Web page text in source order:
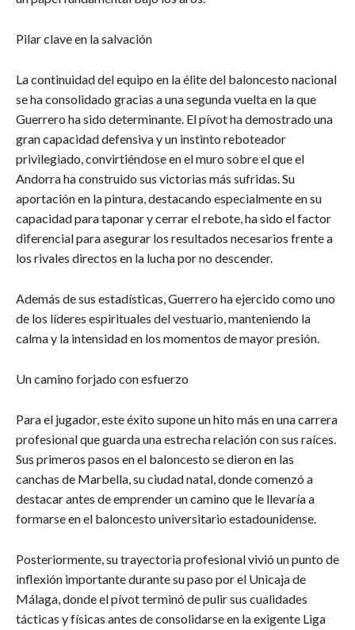
​Pilar clave en la salvación
​La continuidad del equipo en la élite del baloncesto nacional
se ha consolidado gracias a una segunda vuelta en la que
Guerrero ha sido determinante. El pívot ha demostrado una
gran capacidad defensiva y un instinto reboteador
privilegiado, convirtiéndose en el muro sobre el que el
Andorra ha construido sus victorias más sufridas. Su
aportación en la pintura, destacando especialmente en su
capacidad para taponar y cerrar el rebote, ha sido el factor
diferencial para asegurar los resultados necesarios frente a
los rivales directos en la lucha por no descender.
Además de sus estadísticas, Guerrero ha ejercido como uno
de los líderes espirituales del vestuario, manteniendo la
calma y la intensidad en los momentos de mayor presión.
​Un camino forjado con esfuerzo
​Para el jugador, este éxito supone un hito más en una carrera
profesional que guarda una estrecha relación con sus raíces.
Sus primeros pasos en el baloncesto se dieron en las
canchas de Marbella, su ciudad natal, donde comenzó a
destacar antes de emprender un camino que le llevaría a
formarse en el baloncesto universitario estadounidense.
Posteriormente, su trayectoria profesional vivió un punto de
inflexión importante durante su paso por el Unicaja de
Málaga, donde el pívot terminó de pulir sus cualidades
tácticas y físicas antes de consolidarse en la exigente Liga